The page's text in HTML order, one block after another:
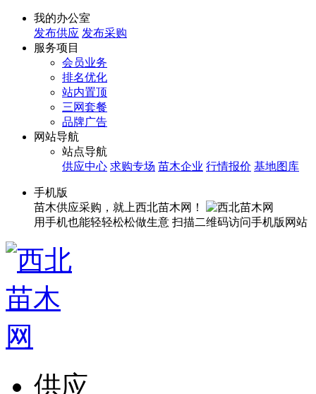
我的办公室
发布供应 发布采购
服务项目
会员业务
排名优化
站内置顶
三网套餐
品牌广告
网站导航
站点导航
供应中心 求购专场 苗木企业 行情报价 基地图库
手机版
苗木供应采购，就上西北苗木网！
用手机也能轻轻松松做生意 扫描二维码访问手机版网站
供应